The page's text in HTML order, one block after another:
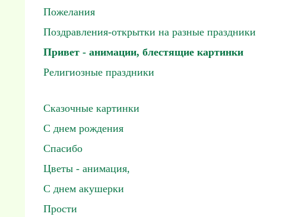
Пожелания
Поздравления-открытки на разные праздники
Привет - анимации, блестящие картинки
Религиозные праздники
Сказочные картинки
С днем рождения
Спасибо
Цветы - анимация,
С днем акушерки
Прости